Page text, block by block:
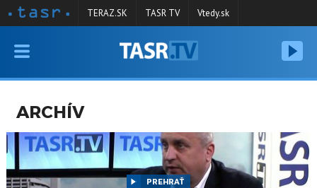
VYSIELANIE
SPRAVODAJSTVO
KONTAKT
ARCHÍV
TERAZ.SK TASR TV Vtedy.sk
ARCHÍV
PREHRAŤ